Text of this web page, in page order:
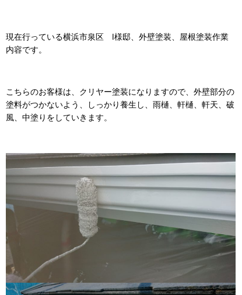
現在行っている横浜市泉区 I様邸、外壁塗装、屋根塗装作業
内容です。
こちらのお客様は、クリヤー塗装になりますので、外壁部分の
塗料がつかないよう、しっかり養生し、雨樋、軒樋、軒天、破
風、中塗りをしていきます。